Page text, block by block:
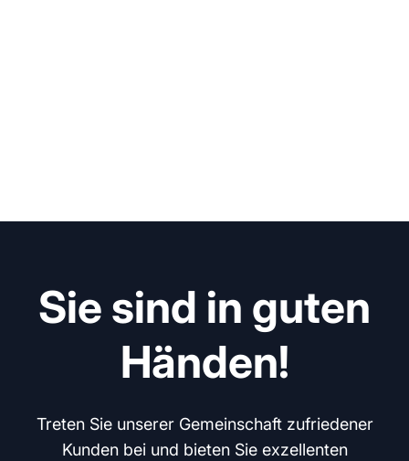
Sie sind in guten
Händen!
Treten Sie unserer Gemeinschaft zufriedener
Kunden bei und bieten Sie exzellenten